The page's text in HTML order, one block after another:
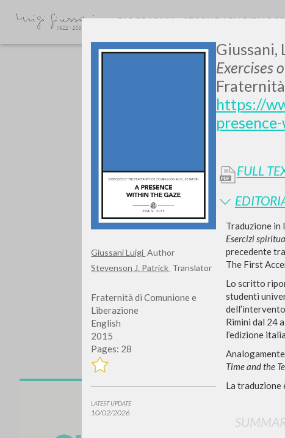
Giussani Luigi Author
Stevenson J. Patrick Translator
Fraternità di Comunione e
Liberazione
English
2015
Pages: 28
LATEST UPDATE
10/02/2026
Giussani,
Exercises
https://
FULL
Traduzione in
Esercizi
precedente
The First
Lo scritto
studenti
Rimini dal 24
l’edizione
Time and the
La traduzione
BIOGRAPHY SECONDARY